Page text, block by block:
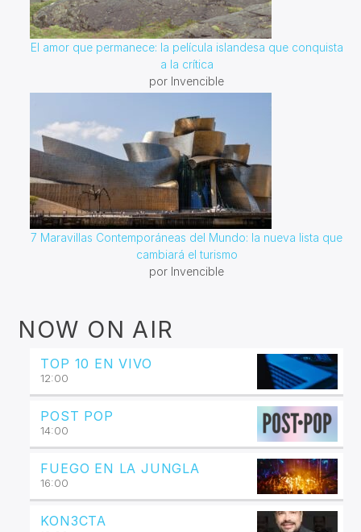
El amor que permanece: la película islandesa que conquista
a la crítica
por Invencible
7 Maravillas Contemporáneas del Mundo: la nueva lista que
cambiará el turismo
por Invencible
NOW ON AIR
TOP 10 EN VIVO
12:00
POST POP
14:00
FUEGO EN LA JUNGLA
16:00
KON3CTA